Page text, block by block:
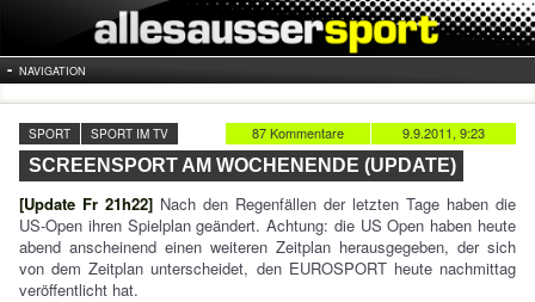
NAVIGATION
9.9.2011, 9:23
87 Kommentare
SPORT SPORT IM TV
SCREENSPORT AM WOCHENENDE (UPDATE)
[Update Fr 21h22] Nach den Regenfällen der letzten Tage haben die
US-Open ihren Spielplan geändert. Achtung: die US Open haben heute
abend anscheinend einen weiteren Zeitplan herausgegeben, der sich
von dem Zeitplan unterscheidet, den EUROSPORT heute nachmittag
veröffentlicht hat.